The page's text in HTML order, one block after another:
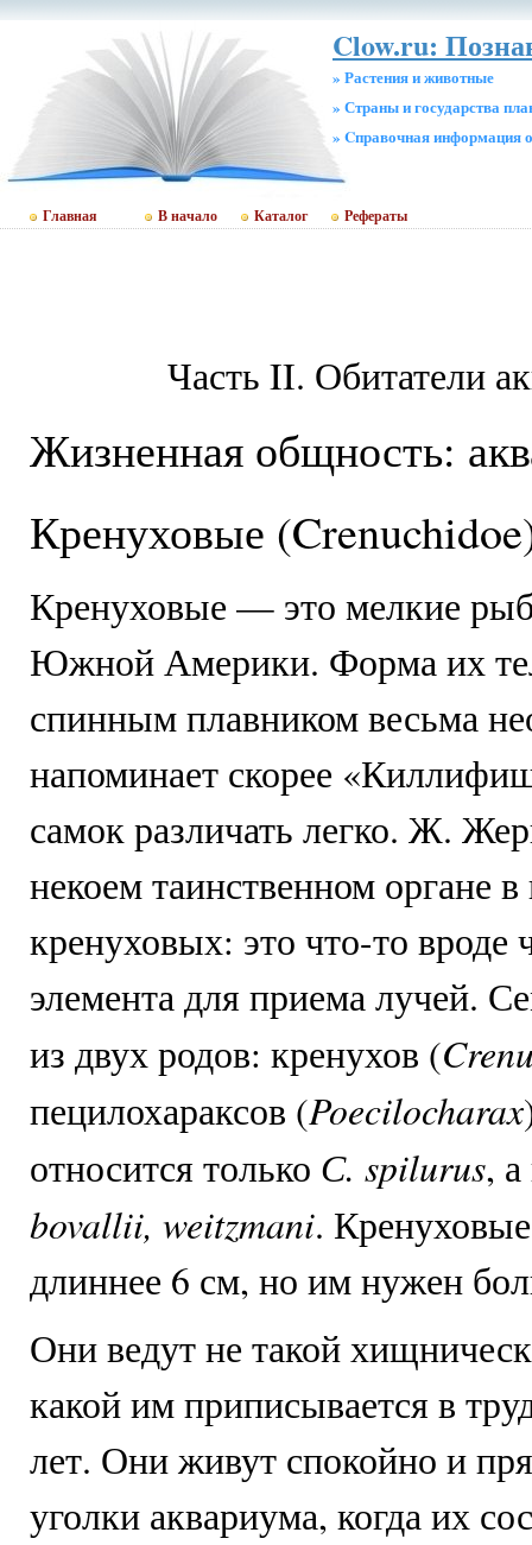
Clow.ru:
» Растения и животные
» Страны и государства
» Cправочная информация
Главная В начало Каталог Рефераты
Часть II. Обитатели
Жизненная общность:
Кренуховые
Кренуховые — это мелкие
Южной Америки. Форма их
спинным плавником весьма
напоминает скорее
самок различать легко. Ж.
некоем таинственном органе в
кренуховых: это что-то вроде
элемента для приема лучей.
из двух родов: кренухов (
пецилохараксов (Poecilocharax
относится только С. spilurus,
bovallii, weitzmani.
длиннее 6 см, но им нужен
Они ведут не такой
какой им приписывается в
лет. Они живут спокойно и
уголки аквариума, когда их